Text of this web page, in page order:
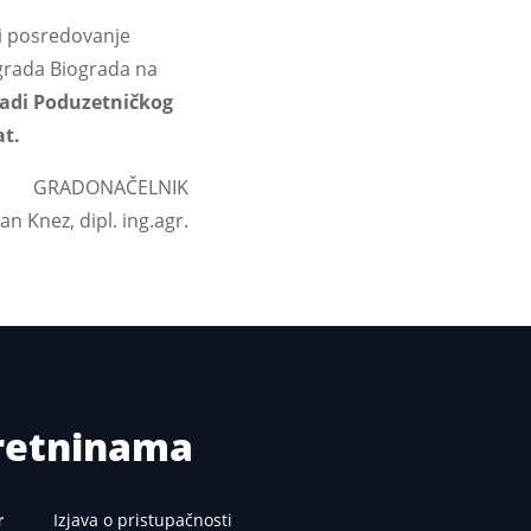
posredovanje
Biograda na
Poduzetničkog
GRADONAČELNIK
Knez, dipl. ing.agr.
Izjava o pristupačnosti